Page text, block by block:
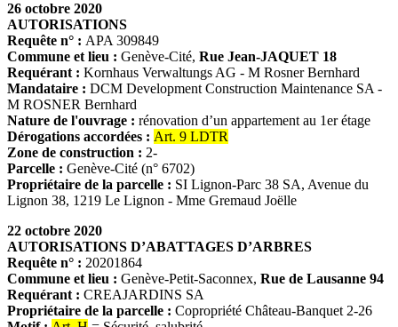
26 octobre 2020
AUTORISATIONS
Requête n° : APA 309849
Commune et lieu : Genève-Cité, Rue Jean-JAQUET 18
Requérant : Kornhaus Verwaltungs AG - M Rosner Bernhard
Mandataire : DCM Development Construction Maintenance SA -
M ROSNER Bernhard
Nature de l'ouvrage : rénovation d’un appartement au 1er étage
Dérogations accordées : Art. 9 LDTR
Zone de construction : 2-
Parcelle : Genève-Cité (n° 6702)
Propriétaire de la parcelle : SI Lignon-Parc 38 SA, Avenue du
Lignon 38, 1219 Le Lignon - Mme Gremaud Joëlle
22 octobre 2020
AUTORISATIONS D’ABATTAGES D’ARBRES
Requête n° : 20201864
Commune et lieu : Genève-Petit-Saconnex, Rue de Lausanne 94
Requérant : CREAJARDINS SA
Propriétaire de la parcelle : Copropriété Château-Banquet 2-26